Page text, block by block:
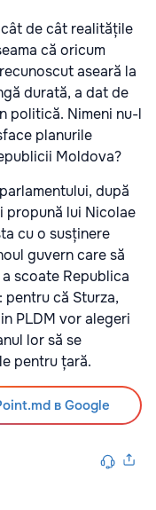
de cât realitățile
că oricum
aseară la
durată, a dat de
politică. Nimeni nu-l
planurile
Moldova?
după
propună lui Nicolae
cu o susținere
guvern care să
scoate Republica
pentru că Sturza,
PLDM vor alegeri
lor să se
pentru țară.
в Google